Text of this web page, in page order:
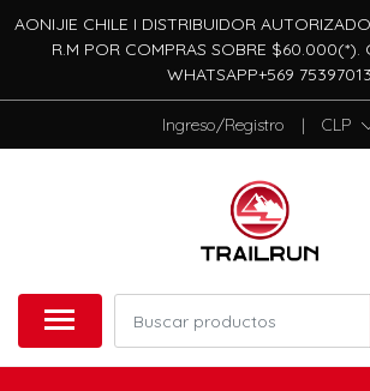
AONIJIE CHILE I DISTRIBUIDOR
R.M POR COMPRAS SOBRE $60.000(*).
WHATSAPP+569 75397013
Ingreso/Registro | CLP